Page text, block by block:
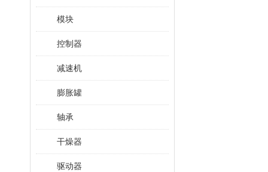
模块
控制器
减速机
膨胀罐
轴承
干燥器
驱动器